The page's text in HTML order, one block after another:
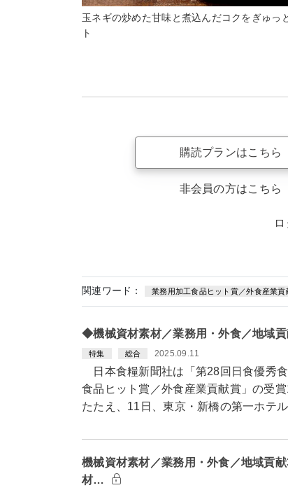
玉ネギの炒めた甘味と煮込んだコクをぎゅっ
ト
購読プランはこちら
非会員の方はこちら
関連ワード： 業務用加工食品ヒット賞／外食産業貢
◆機械資材素材／業務用・外食／地域
特集 総合 2025.09.11
日本食糧新聞社は「第28回日食優秀
食品ヒット賞／外食産業貢献賞」の受
たたえ、11日、東京・新橋の第一ホテ
機械資材素材／業務用・外食／地域貢
材…